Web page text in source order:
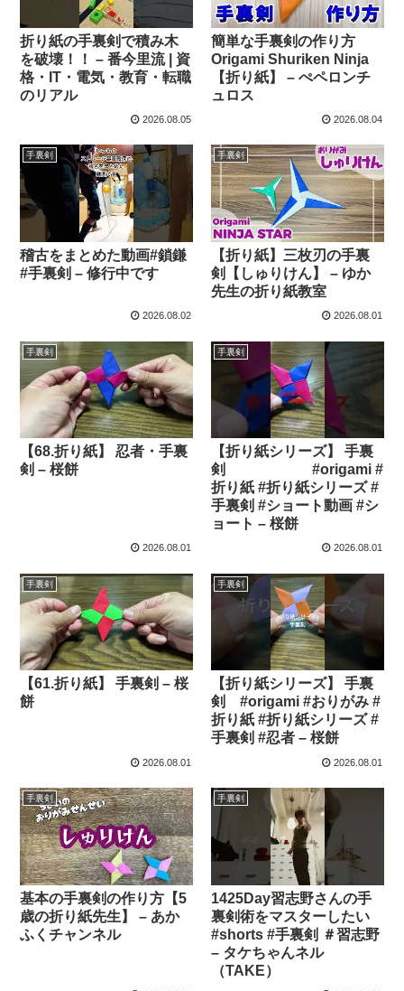
折り紙の手裏剣で積み木
を破壊！！ – 番今里流 | 資
格・IT・電気・教育・転職
のリアル
2026.08.05
簡単な手裏剣の作り方
Origami Shuriken Ninja
【折り紙】 – ぺペロンチ
ュロス
2026.08.04
手裏剣
稽古をまとめた動画#鎖鎌
#手裏剣 – 修行中です
2026.08.02
手裏剣
【折り紙】三枚刃の手裏
剣【しゅりけん】 – ゆか
先生の折り紙教室
2026.08.01
手裏剣
【68.折り紙】 忍者・手裏
剣 – 桜餅
2026.08.01
手裏剣
【折り紙シリーズ】 手裏
剣 #origami #
折り紙 #折り紙シリーズ #
手裏剣 #ショート動画 #シ
ョート – 桜餅
2026.08.01
手裏剣
【61.折り紙】 手裏剣 – 桜
餅
2026.08.01
手裏剣
【折り紙シリーズ】 手裏
剣 #origami #おりがみ #
折り紙 #折り紙シリーズ #
手裏剣 #忍者 – 桜餅
2026.08.01
手裏剣
基本の手裏剣の作り方【5
歳の折り紙先生】 – あか
ふくチャンネル
手裏剣
1425Day習志野さんの手
裏剣術をマスターしたい
#shorts #手裏剣 ＃習志野
– タケちゃんネル
（TAKE）